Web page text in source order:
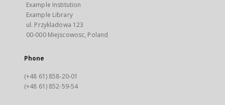
Example Institution
Example Library
ul. Przykladowa 123
00-000 Miejscowosc, Poland
Phone
(+48 61) 858-20-01
(+48 61) 852-59-54